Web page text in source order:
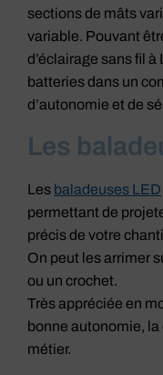
sections de mâts
variable. Pouvant
d’éclairage sans fil
batteries dans un
d’autonomie et de
Les
Les baladeuses LED
permettant de
précis de votre
On peut les arrimer
ou un crochet.
Très appréciée en
bonne autonomie, la
métier.